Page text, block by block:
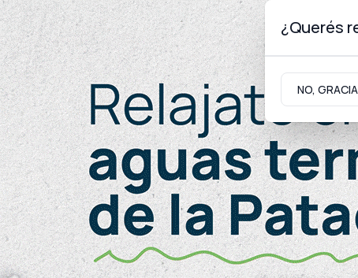
Jueves 6deAgostode 2026
Neuquinidad Gabinete Turismo
Seguridad
Día del guardafauna
“Una trucha vale más en
¿Querés
NO,